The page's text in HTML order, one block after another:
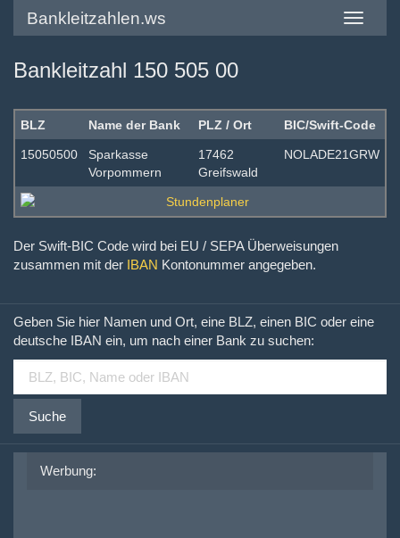
Toggle
Bankleitzahlen.ws
Bankleitzahl 150 505 00
BLZ Name der Bank PLZ / Ort BIC/Swift-Code
15050500
Sparkasse
Vorpommern
17462
Greifswald
NOLADE21GRW
Der Swift-BIC Code wird bei EU / SEPA Überweisungen
zusammen mit der IBAN Kontonummer angegeben.
Geben Sie hier Namen und Ort, eine BLZ, einen BIC oder eine
deutsche IBAN ein, um nach einer Bank zu suchen:
Suche
Werbung: